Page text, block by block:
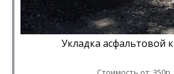
Укладка асфальтовой